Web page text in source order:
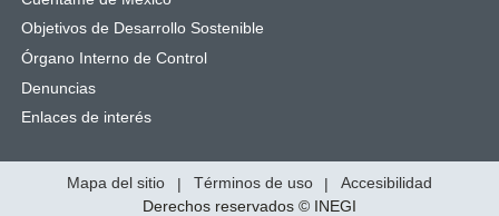
Objetivos de Desarrollo Sostenible
Órgano Interno de Control
Denuncias
Enlaces de interés
Mapa del sitio | Términos de uso |
Accesibilidad
Derechos reservados © INEGI